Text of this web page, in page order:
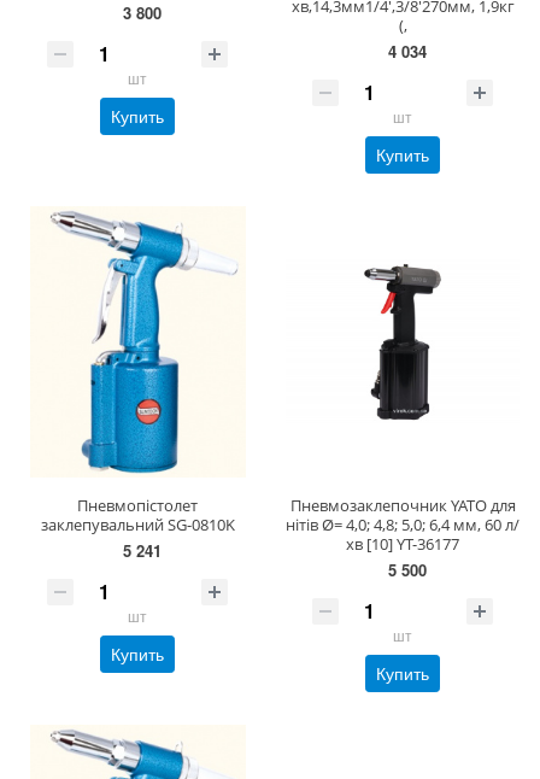
3 800
шт
Купить
хв,14,3мм1/4',3/8'270мм, 1,9кг
(,
4 034
шт
Купить
Пневмопістолет
заклепувальний SG-0810K
5 241
шт
Купить
Пневмозаклепочник YATO для
нітів Ø= 4,0; 4,8; 5,0; 6,4 мм, 60 л/
хв [10] YT-36177
5 500
шт
Купить